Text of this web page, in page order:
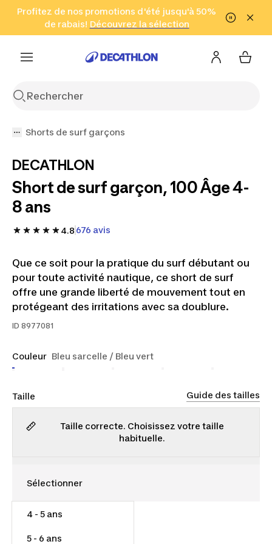
Aller à la recherche Aller au contenu Aller au pied de
Profitez de nos promotions d'été jusqu'à 50%
de rabais! Découvrez la sélection
Cliquez ici
en seulement 2 h!
(Zones sélectionnées)
Shorts de surf garçons
DECATHLON
Short de surf garçon, 100 Âge 4-
8 ans
4.8 676 avis
Que ce soit pour la pratique du surf débutant ou
pour toute activité nautique, ce short de surf
offre une grande liberté de mouvement tout en
protégeant des irritations avec sa doublure.
ID 8977081
Couleur Bleu sarcelle / Bleu vert
Taille Guide des tailles
Taille correcte. Choisissez votre taille
habituelle.
4 - 5 ans
5 - 6 ans